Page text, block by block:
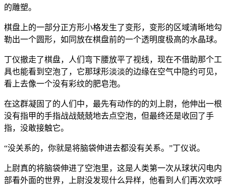
的雕塑。
棋盘上的一部分正方形小格发生了变形，变形的区域清晰地勾
勒出一个圆形，如同放在棋盘前的一个透明度极高的水晶球。
丁仪撤走了棋盘，人们弯下腰放平了视线，现在不借助那个工
具也能看到空泡了，它那球形淡淡的边缘在空气中隐约可见，
看上去像一个没有彩纹的肥皂泡。
在这群凝固了的人们中，最先有动作的的刘上尉，他伸出一根
没有指甲的手指战战兢兢地去点空泡，但最终还是收回了手
指，没敢接触它。
“没关系的，你就是将脑袋伸进去都没有关系。”丁仪说。
上尉真的将脑袋伸进了空泡里，这是人类第一次从球状闪电内
部看外面的世界，上尉没发现什么异样，他看到人们再次欢呼